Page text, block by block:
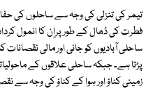
تیمر کی تنزلی کی وجہ سے ساحلوں کی
فطرت کی ڈھال کے طور پراِن کا انمول
ساحلی آبادیوں کو جانی اور مالی نقصانات
پڑتا ہے۔ جبکہ ساحلی علاقوں کے
زمینی کٹاؤ اور ہوا کے کٹاؤ کی وجہ سے